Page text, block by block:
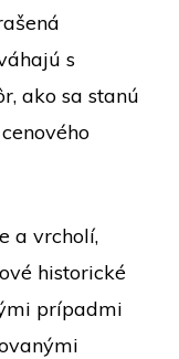
s
ako sa stanú
a vrcholí,
historické
prípadmi